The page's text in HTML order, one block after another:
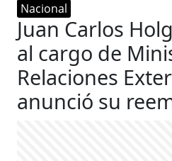
Nacional
Juan Carlos
al cargo de
Relaciones
anunció su